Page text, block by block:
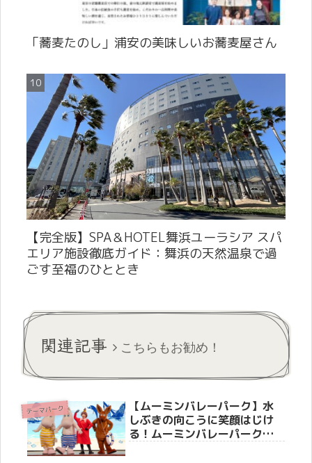
「蕎麦たのし」浦安の美味しいお蕎麦屋さん
【完全版】SPA＆HOTEL舞浜ユーラシア スパ
エリア施設徹底ガイド：舞浜の天然温泉で過
ごす至福のひととき
関連記事 こちらもお勧め！
テーマパーク
【ムーミンバレーパーク】水
しぶきの向こうに笑顔はじけ
る！ムーミンバレーパーク史